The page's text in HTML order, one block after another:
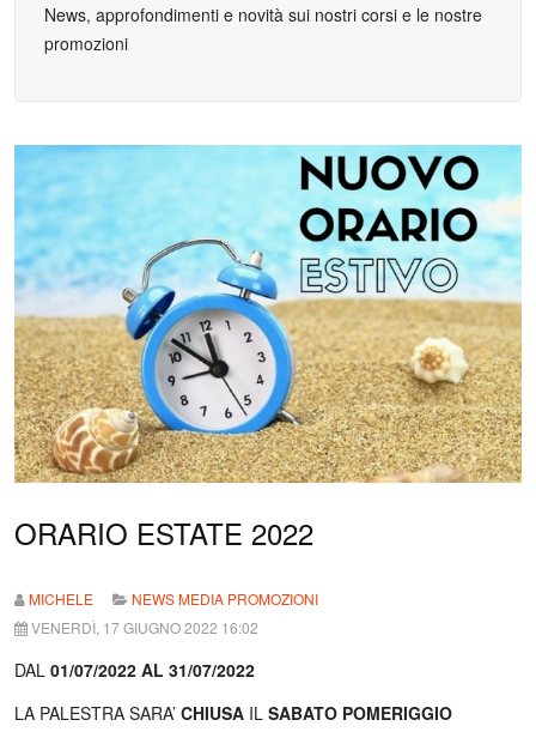
News, approfondimenti e novità sui nostri corsi e le nostre
promozioni
ORARIO ESTATE 2022
MICHELE
NEWS MEDIA PROMOZIONI
VENERDÌ, 17 GIUGNO 2022 16:02
DAL 01/07/2022 AL 31/07/2022
LA PALESTRA SARA’ CHIUSA IL SABATO POMERIGGIO